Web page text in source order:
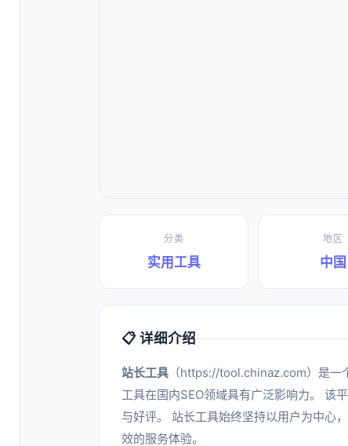
分类
实用工具
地区
中国
📋 详细介绍
站长工具 （https://tool.chinaz.com）是一
工具在国内SEO领域具有广泛影响力。 该
与好评。 站长工具始终坚持以用户为中心
效的服务体验。